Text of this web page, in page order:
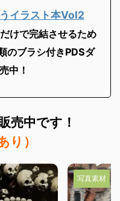
イラスト本Vol2
けで完結させるため
のブラシ付きPDSダ
中！
売中です！
り）
写真素材